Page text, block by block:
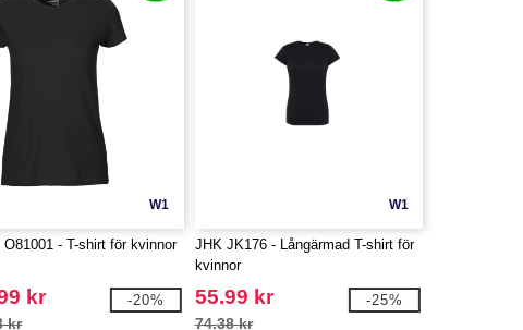
W1
O81001 - T-shirt för kvinnor
kr
kr
-20%
W1
JHK JK176 - Långärmad T-shirt för
kvinnor
55.99 kr
74.38 kr
-25%